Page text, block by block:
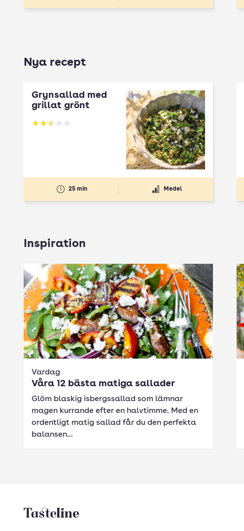
Nya recept
Grynsallad med
grillat grönt
Betyg: 2.5 av 5
25 min Medel
Inspiration
Vardag
Våra 12 bästa matiga sallader
Glöm blaskig isbergssallad som lämnar
magen kurrande efter en halvtimme. Med en
ordentligt matig sallad får du den perfekta
balansen...
Tasteline startsida